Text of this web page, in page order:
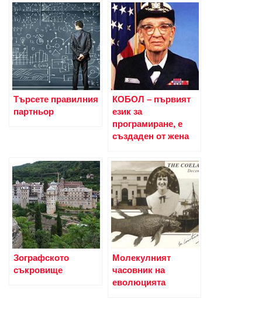
Търсете правилния
партньор
КОБОЛ – първият
език за
програмиране, е
създаден от жена
Зографското
съкровище
Молекулният
часовник на
еволюцията